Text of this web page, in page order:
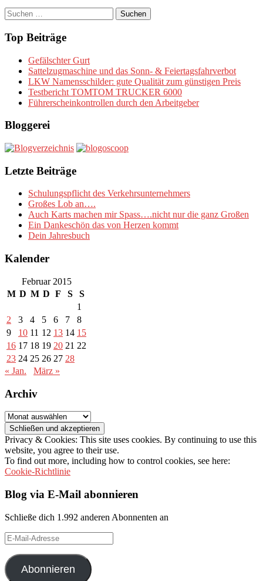
Suchen
nach:
Top Beiträge
Gefälschter Gurt
Sattelzugmaschine und das Sonn- & Feiertagsfahrverbot
LKW Namensschilder: gute Qualität zum günstigen Preis
Testbericht TOMTOM TRUCKER 6000
Führerscheinkontrollen durch den Arbeitgeber
Bloggerei
Letzte Beiträge
Schulungspflicht des Verkehrsunternehmers
Großes Lob an….
Auch Karts machen mir Spass….nicht nur die ganz Großen
Ein Dankeschön das von Herzen kommt
Dein Jahresbuch
Kalender
Februar 2015
M D M D F S
S
1
2
3 4 5 6 7
8
9
10 11 12 13 14 15
16 17 18 19 20 21 22
23 24 25 26 27 28
« Jan.
März »
Archiv
Archiv
Privacy & Cookies: This site uses cookies. By continuing to use this
website, you agree to their use.
To find out more, including how to control cookies, see here:
Cookie-Richtlinie
Blog via E-Mail abonnieren
Schließe dich 1.992 anderen Abonnenten an
E-
Mail-
Adresse
Abonnieren